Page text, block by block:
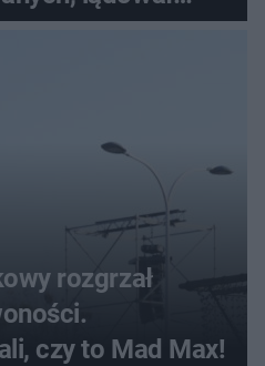
rozgrzał
czy to Mad Max!